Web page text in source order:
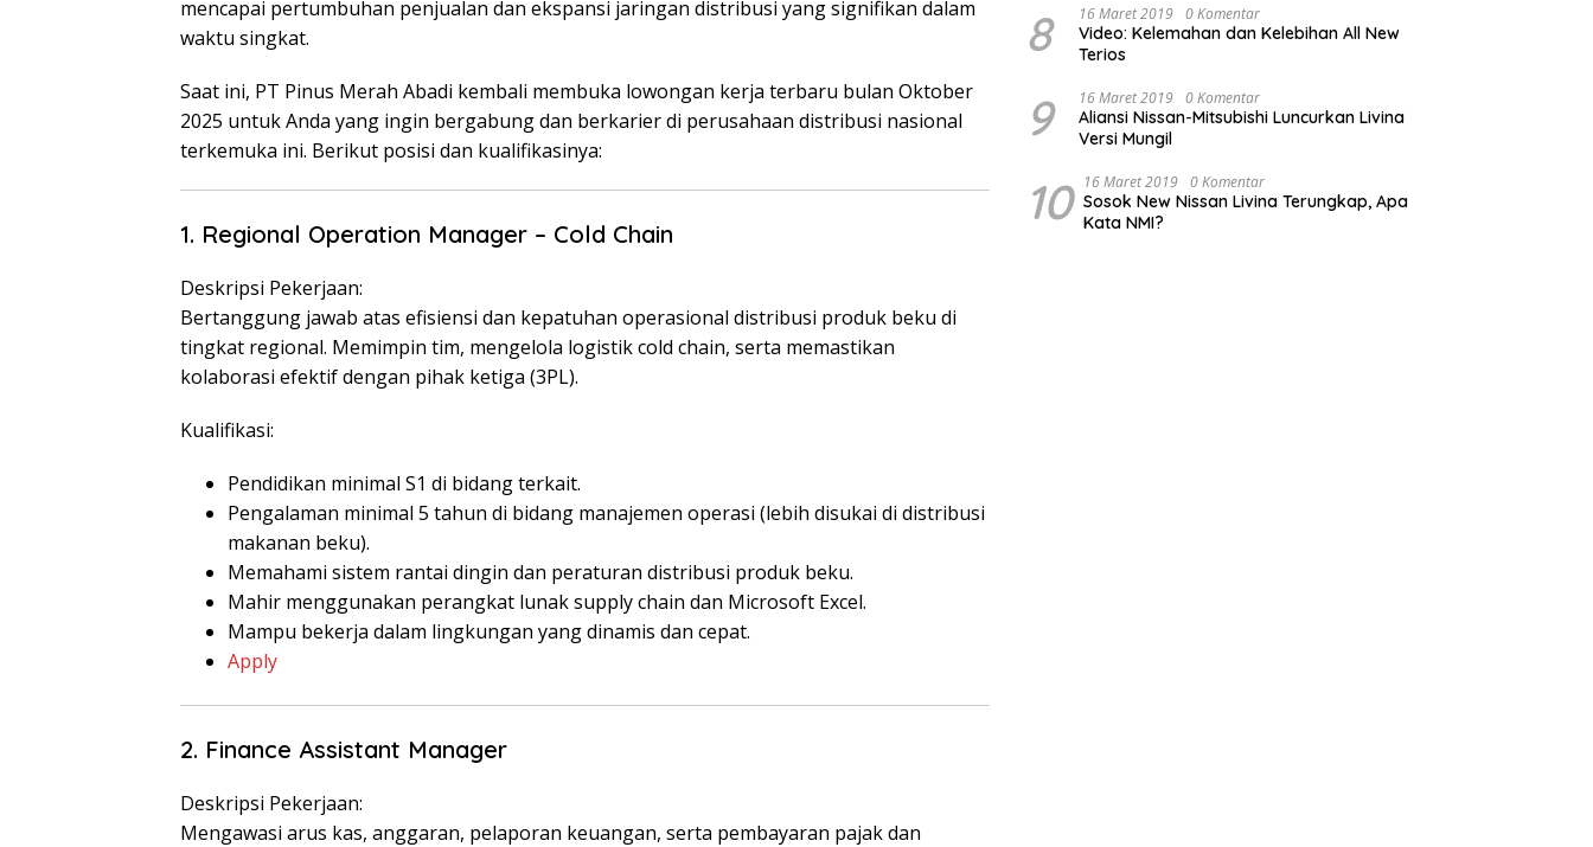
mencapai pertumbuhan penjualan dan ekspansi jaringan distribusi yang signifikan dalam
waktu singkat.
Saat ini, PT Pinus Merah Abadi kembali membuka lowongan kerja terbaru bulan Oktober
2025 untuk Anda yang ingin bergabung dan berkarier di perusahaan distribusi nasional
terkemuka ini. Berikut posisi dan kualifikasinya:
1. Regional Operation Manager – Cold Chain
Deskripsi Pekerjaan:
Bertanggung jawab atas efisiensi dan kepatuhan operasional distribusi produk beku di
tingkat regional. Memimpin tim, mengelola logistik cold chain, serta memastikan
kolaborasi efektif dengan pihak ketiga (3PL).
Kualifikasi:
Pendidikan minimal S1 di bidang terkait.
Pengalaman minimal 5 tahun di bidang manajemen operasi (lebih disukai di distribusi
makanan beku).
Memahami sistem rantai dingin dan peraturan distribusi produk beku.
Mahir menggunakan perangkat lunak supply chain dan Microsoft Excel.
Mampu bekerja dalam lingkungan yang dinamis dan cepat.
Apply
2. Finance Assistant Manager
Deskripsi Pekerjaan:
Mengawasi arus kas, anggaran, pelaporan keuangan, serta pembayaran pajak dan
8 16 Maret 2019 0 Komentar
Video: Kelemahan dan Kelebihan All New
Terios
9 16 Maret 2019 0 Komentar
Aliansi Nissan-Mitsubishi Luncurkan Livina
Versi Mungil
10 16 Maret 2019 0 Komentar
Sosok New Nissan Livina Terungkap, Apa
Kata NMI?